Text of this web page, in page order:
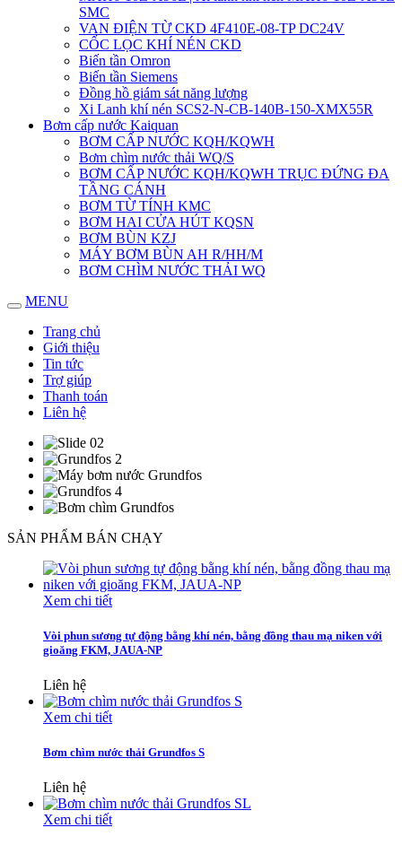
SMC
VAN ĐIỆN TỪ CKD 4F410E-08-TP DC24V
CỐC LỌC KHÍ NÉN CKD
Biến tần Omron
Biến tần Siemens
Đồng hồ giám sát năng lượng
Xi Lanh khí nén SCS2-N-CB-140B-150-XMX55R
Bơm cấp nước Kaiquan
BƠM CẤP NƯỚC KQH/KQWH
Bơm chìm nước thải WQ/S
BƠM CẤP NƯỚC KQH/KQWH TRỤC ĐỨNG ĐA
TẦNG CÁNH
BƠM TỪ TÍNH KMC
BƠM HAI CỬA HÚT KQSN
BƠM BÙN KZJ
MÁY BƠM BÙN AH R/HH/M
BƠM CHÌM NƯỚC THẢI WQ
MENU
Trang chủ
Giới thiệu
Tin tức
Trợ giúp
Thanh toán
Liên hệ
SẢN PHẨM BÁN CHẠY
Xem chi tiết
Vòi phun sương tự động bằng khí nén, bằng đồng thau mạ niken với
gioăng FKM, JAUA-NP
Liên hệ
Xem chi tiết
Bơm chìm nước thải Grundfos S
Liên hệ
Xem chi tiết